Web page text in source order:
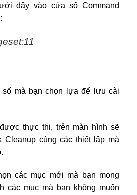
đây vào cửa sổ Command
số mà bạn chọn lựa để lưu cài
thực thi, trên màn hình sẽ
Cleanup cùng các thiết lập mà
các mục mới mà bạn mong
các mục mà bạn không muốn